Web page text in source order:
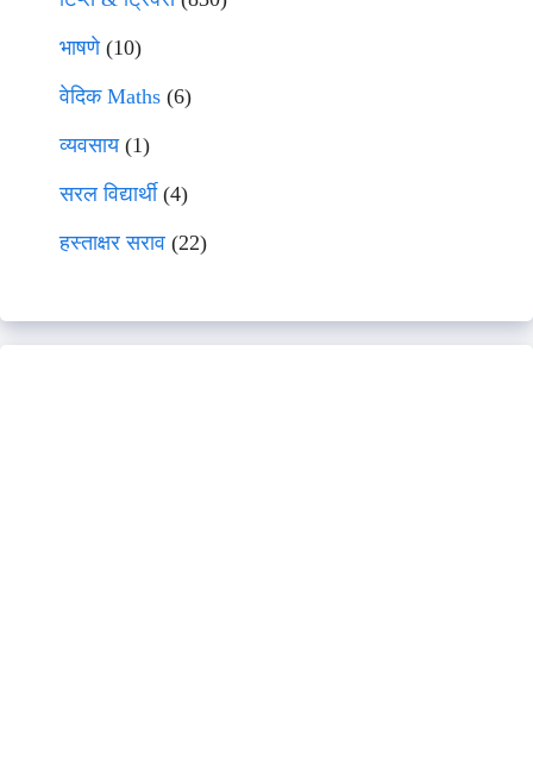
भाषणे(10)
वेदिक Maths (6)
व्यवसाय(1)
सरल विद्यार्थी(4)
हस्ताक्षर सराव (22)